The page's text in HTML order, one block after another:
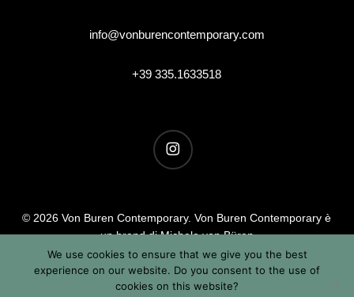
info@vonburencontemporary.com
+39 335.1633518
instagram
© 2026 Von Buren Contemporary. Von Buren Contemporary è
un brand di Michele von Büren
Tutti i diritti riservati |Privacy & Cookie Info| Termini &
Condizioni
We use cookies to ensure that we give you the best
experience on our website. Do you consent to the use of
cookies on this website?